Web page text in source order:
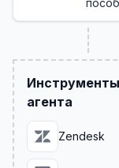
Инструменты
агента
Zendesk